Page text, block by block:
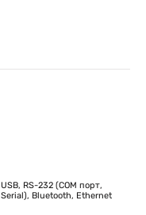
USB, RS-232 (COM порт,
Serial), Bluetooth, Ethernet